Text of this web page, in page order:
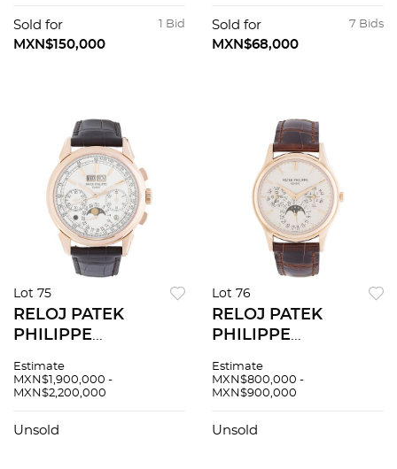
1 Bid
Sold for
MXN$150,000
7 Bids
Sold for
MXN$68,000
Lot 75
RELOJ PATEK
PHILIPPE
CALENDAR
MOONPHASE EN
REF. 5270R-001
Estimate
MXN$1,900,000 -
MXN$2,200,000
Unsold
Lot 76
RELOJ PATEK
PHILIPPE
CALENDAR
MOONPHASE EN
18K REF. 5140R-011
Estimate
MXN$800,000 -
MXN$900,000
Unsold